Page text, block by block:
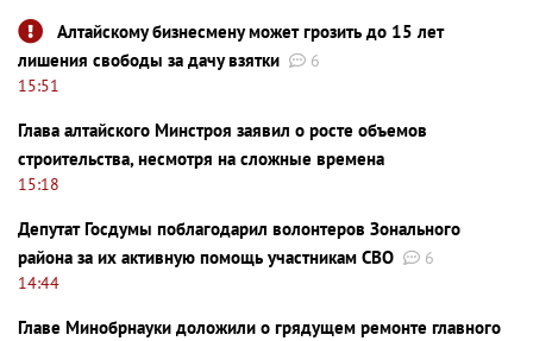
Алтайскому бизнесмену может грозить до 15 лет
лишения свободы за дачу взятки
6
15:51
Глава алтайского Минстроя заявил о росте объемов
строительства, несмотря на сложные времена
15:18
Депутат Госдумы поблагодарил волонтеров Зонального
района за их активную помощь участникам СВО
6
14:44
Главе Минобрнауки доложили о грядущем ремонте главного